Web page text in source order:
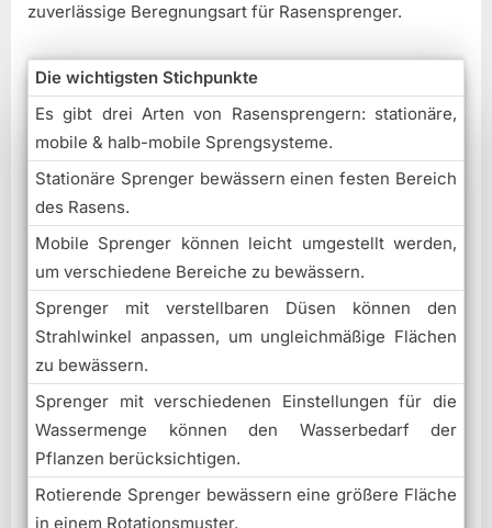
zuverlässige Beregnungsart für Rasensprenger.
Die wichtigsten Stichpunkte
Es gibt drei Arten von Rasensprengern: stationäre,
mobile & halb-mobile Sprengsysteme.
Stationäre Sprenger bewässern einen festen Bereich
des Rasens.
Mobile Sprenger können leicht umgestellt werden,
um verschiedene Bereiche zu bewässern.
Sprenger mit verstellbaren Düsen können den
Strahlwinkel anpassen, um ungleichmäßige Flächen
zu bewässern.
Sprenger mit verschiedenen Einstellungen für die
Wassermenge können den Wasserbedarf der
Pflanzen berücksichtigen.
Rotierende Sprenger bewässern eine größere Fläche
in einem Rotationsmuster.